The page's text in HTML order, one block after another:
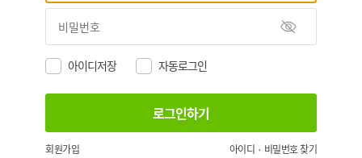
아이디저장 자동로그인
회원가입 아이디 · 비밀번호 찾기